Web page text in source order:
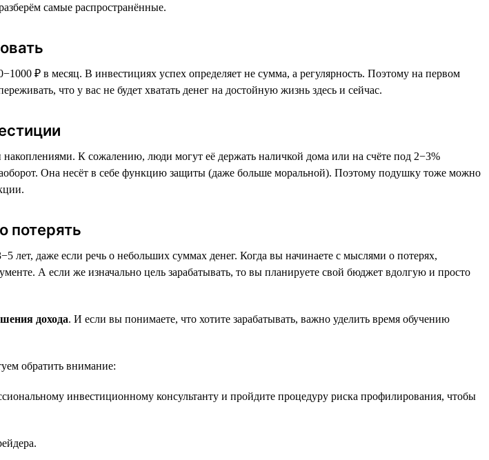
самые распространённые.
₽ в месяц. В инвестициях успех определяет не сумма, а регулярность. Поэтому на первом
что у вас не будет хватать денег на достойную жизнь здесь и сейчас.
К сожалению, люди могут её держать наличкой дома или на счёте под 2−3%
Она несёт в себе функцию защиты (даже больше моральной). Поэтому подушку тоже можно
потерять
даже если речь о небольших суммах денег. Когда вы начинаете с мыслями о потерях,
А если же изначально цель зарабатывать, то вы планируете свой бюджет вдолгую и просто
дохода. И если вы понимаете, что хотите зарабатывать, важно уделить время обучению
обратить внимание:
инвестиционному консультанту и пройдите процедуру риска профилирования, чтобы